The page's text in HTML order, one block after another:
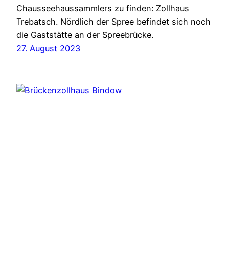
Chausseehaussammlers zu finden: Zollhaus
Trebatsch. Nördlich der Spree befindet sich noch
die Gaststätte an der Spreebrücke.
27. August 2023